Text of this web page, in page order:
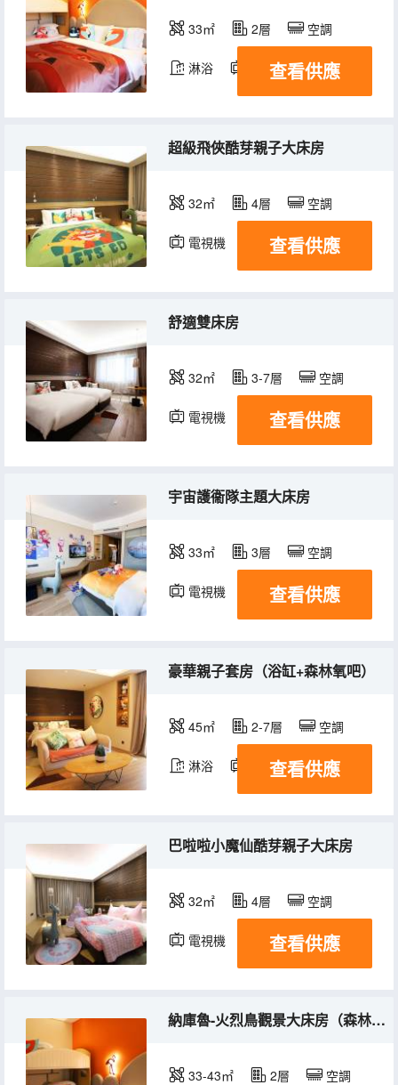
33㎡ 2層 空調
淋浴 電視機
查看供應
超級飛俠酷芽親子大床房
32㎡ 4層 空調
電視機 查看供應
舒適雙床房
32㎡ 3-7層 空調
電視機 查看供應
宇宙護衞隊主題大床房
33㎡ 3層 空調
電視機 查看供應
豪華親子套房（浴缸+森林氧吧）
45㎡ 2-7層 空調
淋浴 電視機
查看供應
巴啦啦小魔仙酷芽親子大床房
32㎡ 4層 空調
電視機 查看供應
納庫魯-火烈鳥觀景大床房（森林氧吧）
33-43㎡ 2層 空調